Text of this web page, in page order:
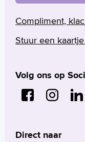
Compliment,
Stuur een
Volg ons op
Direct naar